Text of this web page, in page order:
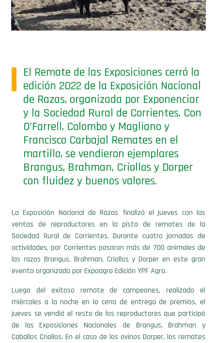
El Remate de las Exposiciones cerró la
edición 2022 de la Exposición Nacional
de Razas, organizada por Exponenciar
y la Sociedad Rural de Corrientes. Con
O’Farrell, Colombo y Magliano y
Francisco Carbajal Remates en el
martillo, se vendieron ejemplares
Brangus, Brahman, Criollos y Dorper
con fluidez y buenos valores.
La Exposición Nacional de Razas finalizó el jueves con las
ventas de reproductores en la pista de remates de la
Sociedad Rural de Corrientes. Durante cuatro jornadas de
actividades, por Corrientes pasaron más de 700 animales de
las razas Brangus, Brahman, Criollos y Dorper en este gran
evento organizado por Expoagro Edición YPF Agro.
Luego del exitoso remate de campeones, realizado el
miércoles a la noche en la cena de entrega de premios, el
jueves se vendió el resto de los reproductores que participó
de las Exposiciones Nacionales de Brangus, Brahman y
Caballos Criollos. En el caso de los ovinos Dorper, los remates